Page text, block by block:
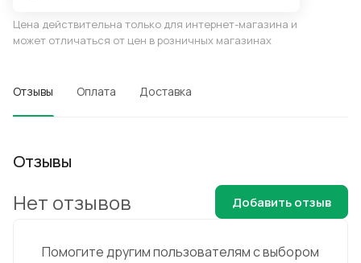
Цена действительна только для интернет-магазина и
может отличаться от цен в розничных магазинах
Отзывы Оплата Доставка
Отзывы
Помогите другим пользователям с выбором
Нет отзывов Добавить отзыв